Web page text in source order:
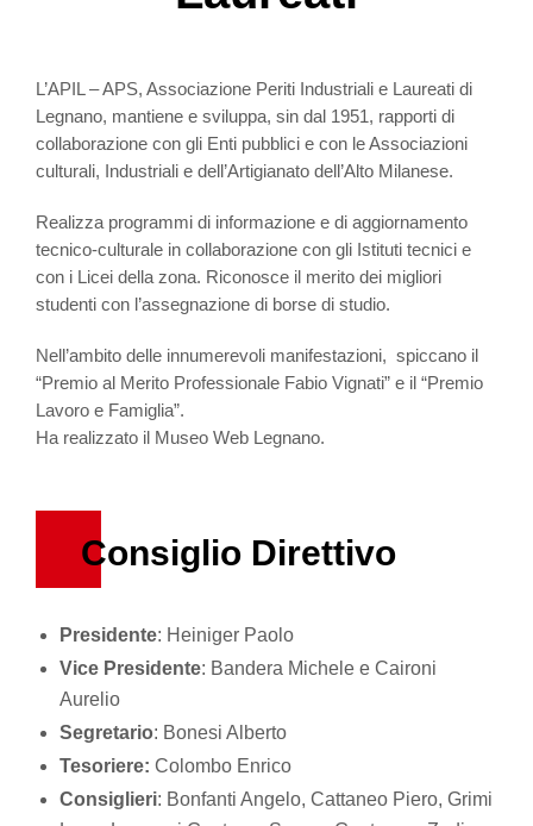
L’APIL – APS, Associazione Periti Industriali e Laureati di
Legnano, mantiene e sviluppa, sin dal 1951, rapporti di
collaborazione con gli Enti pubblici e con le Associazioni
culturali, Industriali e dell’Artigianato dell’Alto Milanese.
Realizza programmi di informazione e di aggiornamento
tecnico-culturale in collaborazione con gli Istituti tecnici e
con i Licei della zona. Riconosce il merito dei migliori
studenti con l’assegnazione di borse di studio.
Nell’ambito delle innumerevoli manifestazioni, spiccano il
“Premio al Merito Professionale Fabio Vignati” e il “Premio
Lavoro e Famiglia”.
Ha realizzato il Museo Web Legnano.
Consiglio Direttivo
Presidente: Heiniger Paolo
Vice Presidente: Bandera Michele e Caironi
Aurelio
Segretario: Bonesi Alberto
Tesoriere: Colombo Enrico
Consiglieri: Bonfanti Angelo, Cattaneo Piero, Grimi